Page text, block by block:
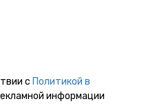
с Политикой в
информации